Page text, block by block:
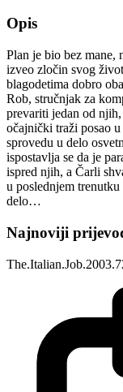
Opis
Plan je bio bez mane,
izveo zločin svog
blagodetima dobro
Rob, stručnjak za
prevariti jedan od
očajnički traži posao
sprovedu u delo
ispostavlja se da je
ispred njih, a Čarli
u poslednjem
delo…
Najnoviji